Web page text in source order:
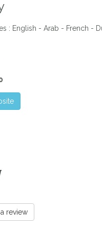
: English - Arab - French -
review